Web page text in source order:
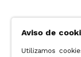
Aviso de
Utilizamos